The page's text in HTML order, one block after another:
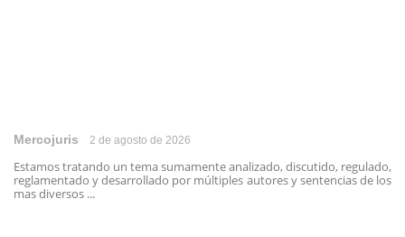
Mercojuris 2 de agosto de 2026
Estamos tratando un tema sumamente analizado, discutido, regulado,
reglamentado y desarrollado por múltiples autores y sentencias de los
mas diversos ...